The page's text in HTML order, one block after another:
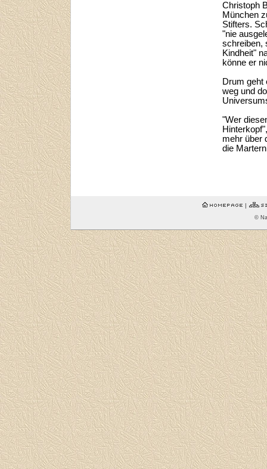
Christoph
München
Stifters.
"nie
schreiben,
Kindheit"
könne er
Drum geht
weg und
"Wer
mehr über
die
|
©